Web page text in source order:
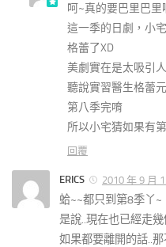
呵~真的要巴里巴里
這一季的日劇，小
格蕾了XD
美劇實在是太吸引
聽說實習醫生格蕾
第八季完唷
所以小宅猜如果有
回覆
ERICS 2010 年 9 月
蛤~~都只到第8季丫~
是說..現在也已經走
如果都要離開的話..